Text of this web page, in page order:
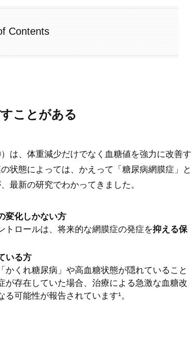
Contents
ことがある
、体重減少だけでなく血糖値を強力に改善す
状態によっては、かえって「糖尿病網膜症」と
最新の研究でわかってきました。
変化しかない方
トロールは、将来的な網膜症の発症を抑える保
いる方
くれ糖尿病」や高血糖状態が隠れていること
存在していた場合、治療による急激な血糖改
る可能性が報告されています¹。